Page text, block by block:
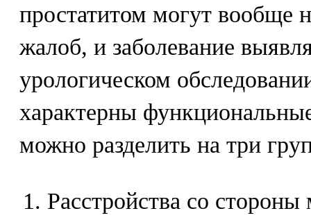
простатитом могут вообще
жалоб, и заболевание
урологическом
характерны
можно разделить на три
Расстройства со стороны